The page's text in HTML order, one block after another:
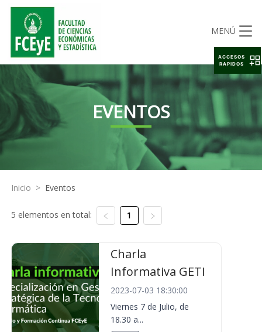
MENÚ
EVENTOS
Inicio > Eventos
5 elementos en total: 1
Charla
Informativa GETI
2023-07-03 18:30:00
Viernes 7 de Julio, de
18.30 a...
ACCESOS
RAPIDOS